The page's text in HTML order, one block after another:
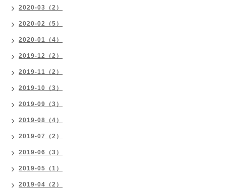
2020-03（2）
2020-02（5）
2020-01（4）
2019-12（2）
2019-11（2）
2019-10（3）
2019-09（3）
2019-08（4）
2019-07（2）
2019-06（3）
2019-05（1）
2019-04（2）